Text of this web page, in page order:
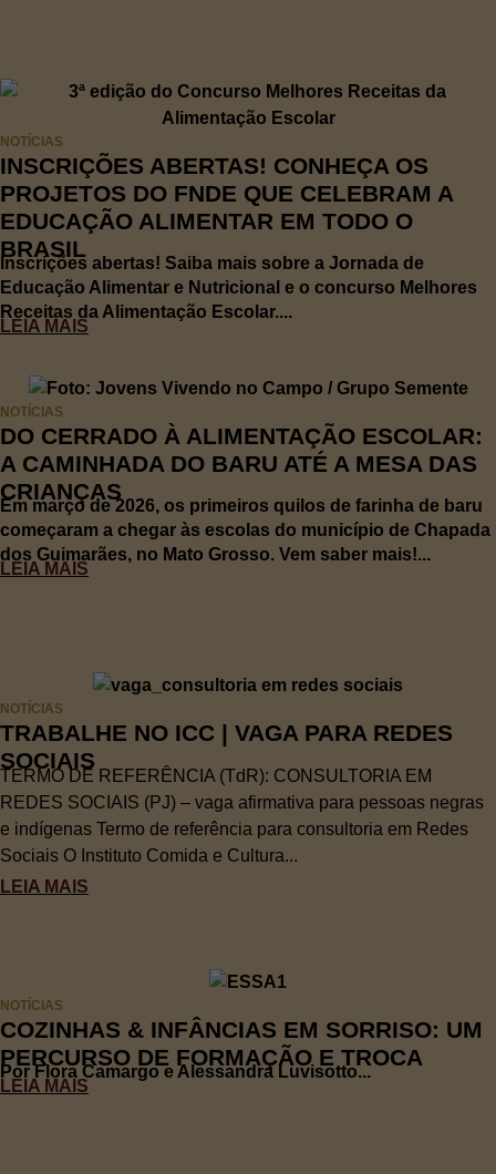
NOTÍCIAS
INSCRIÇÕES ABERTAS! CONHEÇA OS
PROJETOS DO FNDE QUE CELEBRAM A
EDUCAÇÃO ALIMENTAR EM TODO O
BRASIL
Inscrições abertas! Saiba mais sobre a Jornada de
Educação Alimentar e Nutricional e o concurso Melhores
Receitas da Alimentação Escolar....
LEIA MAIS
NOTÍCIAS
DO CERRADO À ALIMENTAÇÃO ESCOLAR:
A CAMINHADA DO BARU ATÉ A MESA DAS
CRIANÇAS
Em março de 2026, os primeiros quilos de farinha de baru
começaram a chegar às escolas do município de Chapada
dos Guimarães, no Mato Grosso. Vem saber mais!...
LEIA MAIS
NOTÍCIAS
TRABALHE NO ICC | VAGA PARA REDES
SOCIAIS
TERMO DE REFERÊNCIA (TdR): CONSULTORIA EM
REDES SOCIAIS (PJ) – vaga afirmativa para pessoas negras
e indígenas Termo de referência para consultoria em Redes
Sociais O Instituto Comida e Cultura...
LEIA MAIS
NOTÍCIAS
COZINHAS & INFÂNCIAS EM SORRISO: UM
PERCURSO DE FORMAÇÃO E TROCA
Por Flora Camargo e Alessandra Luvisotto...
LEIA MAIS